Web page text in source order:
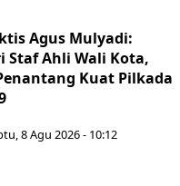
Agus Mulyadi:
Staf Ahli Wali Kota,
Kuat Pilkada
8 Agu 2026 - 10:12